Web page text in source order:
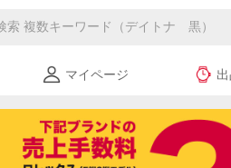
マイページ